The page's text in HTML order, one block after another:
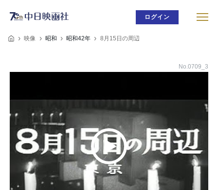
ログイン
映像 昭和 昭和42年 8月15日の周辺
No.0709_3